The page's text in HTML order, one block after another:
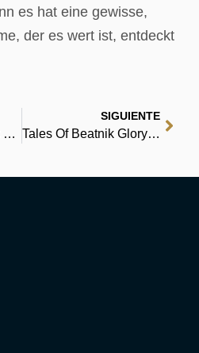
es hat eine gewisse,
der es wert ist, entdeckt
Il Dossier Jason Fly : eBook Italiani
SIGUIENTE
Tales Of Beatnik Glory | Komplettausgabe